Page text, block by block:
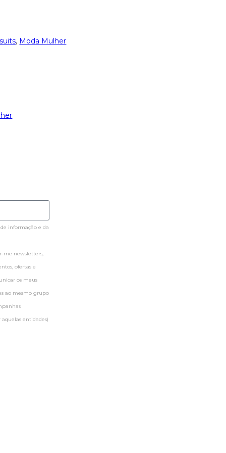
, Moda Mulher
informação e da
me newsletters,
ofertas e
os meus
ao mesmo grupo
entidades)